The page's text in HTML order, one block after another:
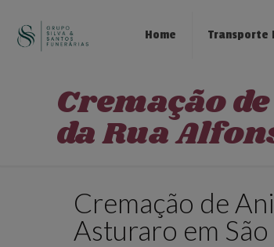
Home Transporte
Cremação
da Rua
Cremação de
Asturaro em São